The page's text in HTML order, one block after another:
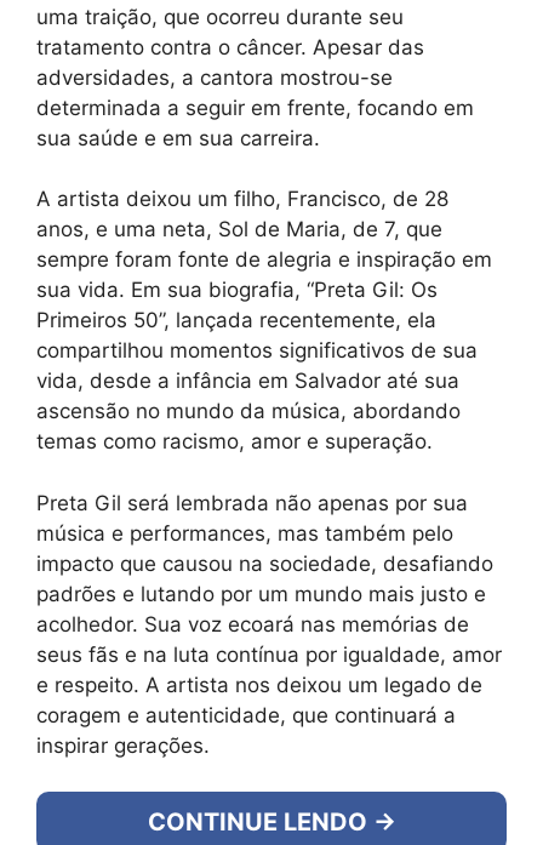
uma traição, que ocorreu durante seu
tratamento contra o câncer. Apesar das
adversidades, a cantora mostrou-se
determinada a seguir em frente, focando em
sua saúde e em sua carreira.
A artista deixou um filho, Francisco, de 28
anos, e uma neta, Sol de Maria, de 7, que
sempre foram fonte de alegria e inspiração em
sua vida. Em sua biografia, “Preta Gil: Os
Primeiros 50”, lançada recentemente, ela
compartilhou momentos significativos de sua
vida, desde a infância em Salvador até sua
ascensão no mundo da música, abordando
temas como racismo, amor e superação.
Preta Gil será lembrada não apenas por sua
música e performances, mas também pelo
impacto que causou na sociedade, desafiando
padrões e lutando por um mundo mais justo e
acolhedor. Sua voz ecoará nas memórias de
seus fãs e na luta contínua por igualdade, amor
e respeito. A artista nos deixou um legado de
coragem e autenticidade, que continuará a
inspirar gerações.
CONTINUE LENDO →